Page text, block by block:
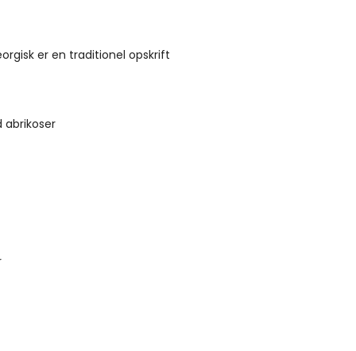
er en traditionel opskrift